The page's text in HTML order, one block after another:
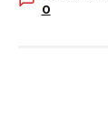
0